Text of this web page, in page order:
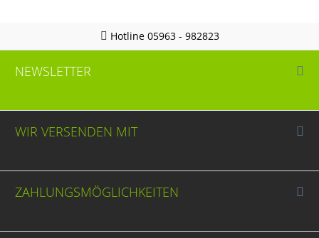
Hotline 05963 - 982823
NEWSLETTER
WIR VERSENDEN MIT
ZAHLUNGSMÖGLICHKEITEN